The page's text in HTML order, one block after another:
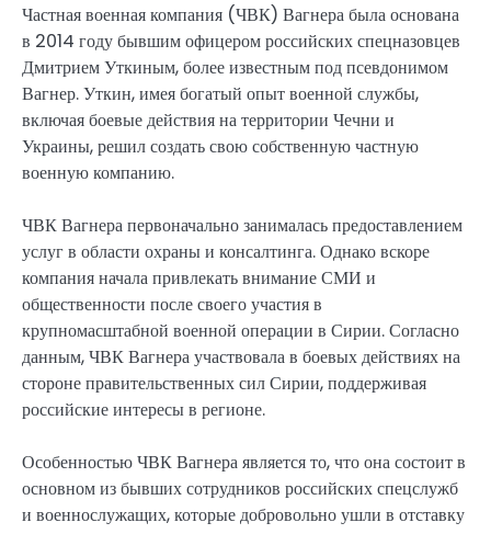
Частная военная компания (ЧВК) Вагнера была основана
в 2014 году бывшим офицером российских спецназовцев
Дмитрием Уткиным, более известным под псевдонимом
Вагнер. Уткин, имея богатый опыт военной службы,
включая боевые действия на территории Чечни и
Украины, решил создать свою собственную частную
военную компанию.
ЧВК Вагнера первоначально занималась предоставлением
услуг в области охраны и консалтинга. Однако вскоре
компания начала привлекать внимание СМИ и
общественности после своего участия в
крупномасштабной военной операции в Сирии. Согласно
данным, ЧВК Вагнера участвовала в боевых действиях на
стороне правительственных сил Сирии, поддерживая
российские интересы в регионе.
Особенностью ЧВК Вагнера является то, что она состоит в
основном из бывших сотрудников российских спецслужб
и военнослужащих, которые добровольно ушли в отставку